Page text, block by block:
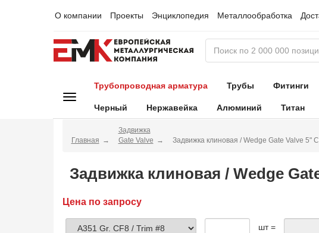
О компании Проекты Энциклопедия Металлообработка
Трубопроводная арматура Трубы Фитинги
Черный Нержавейка Алюминий Титан
Главная
Задвижка
Gate Valve
Задвижка клиновая / Wedge Gate Valve 5"
Задвижка клиновая / Wedge
Цена по запросу
шт =